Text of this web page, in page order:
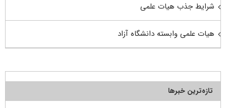
شرایط جذب هیات علمی
هیات علمی وابسته دانشگاه آزاد
تازه‌ترین خبرها